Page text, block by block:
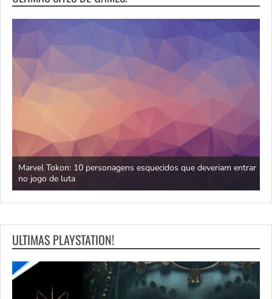
Marvel Tokon: 10 personagens esquecidos que deveriam entrar
no jogo de luta
ULTIMAS PLAYSTATION!